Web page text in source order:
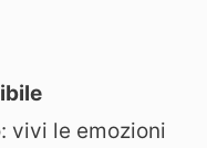
vivi le emozioni